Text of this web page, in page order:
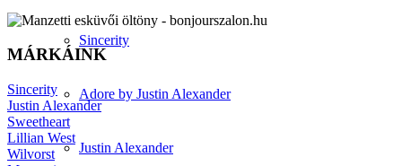
Sincerity
Adore by Justin Alexander
Justin Alexander
MÁRKÁINK
Sincerity
Justin Alexander
Sweetheart
Lillian West
Wilvorst